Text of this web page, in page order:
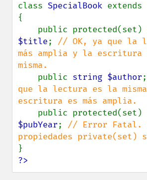
class SpecialBook extends
{
    public protected(set)
$title; // OK, ya que la
más amplia y la escritura
misma.
public string $author;
que la lectura es la
escritura es más amplia.
public protected(set)
$pubYear; // Error Fatal.
?>